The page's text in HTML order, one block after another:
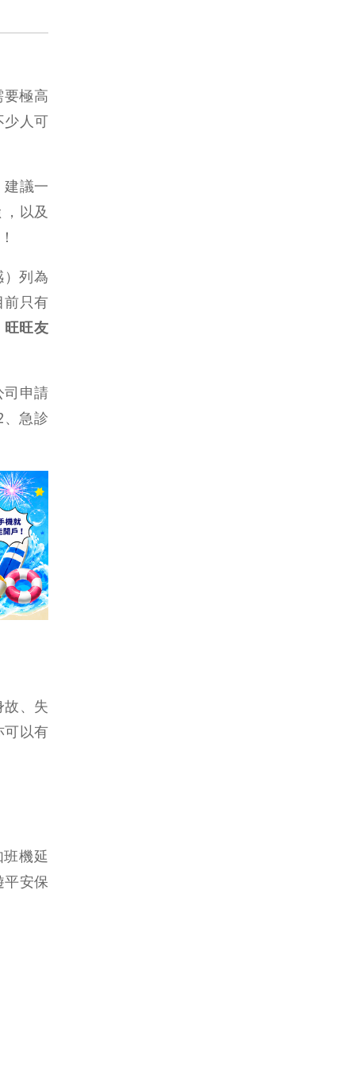
要極高
少人可
建議一
以及
）列為
前只有
旺旺友
司申請
、急診
故、失
可以有
機延
平安保